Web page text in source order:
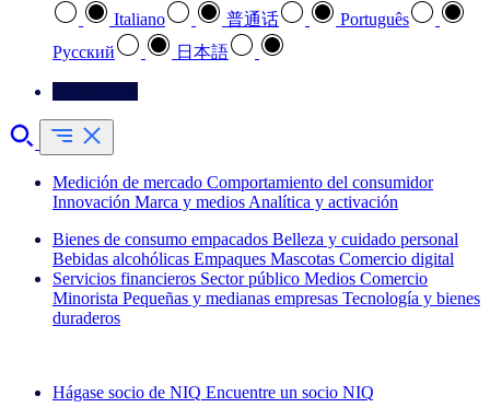
Italiano
普通话
Português
Pусский
日本語
Medición de mercado Comportamiento del consumidor
Innovación Marca y medios Analítica y activación
Bienes de consumo empacados Belleza y cuidado personal
Bebidas alcohólicas Empaques Mascotas Comercio digital
Servicios financieros Sector público Medios Comercio
Minorista Pequeñas y medianas empresas Tecnología y bienes
duraderos
Hágase socio de NIQ Encuentre un socio NIQ